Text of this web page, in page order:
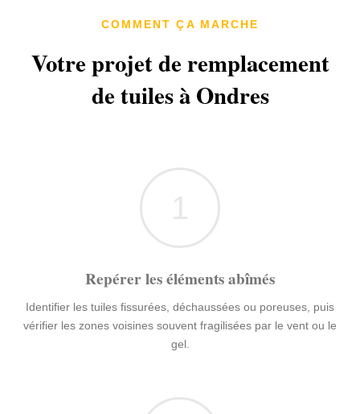
COMMENT ÇA MARCHE
Votre projet de remplacement
de tuiles à Ondres
1
Repérer les éléments abîmés
Identifier les tuiles fissurées, déchaussées ou poreuses, puis
vérifier les zones voisines souvent fragilisées par le vent ou le
gel.